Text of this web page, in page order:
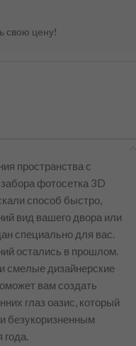
свою цену!
пространства с
фотосетка 3D
способ быстро,
вид вашего двора или
специально для вас.
остались в прошлом.
смелые дизайнерские
вам создать
глаз оазис, который
безукоризненным